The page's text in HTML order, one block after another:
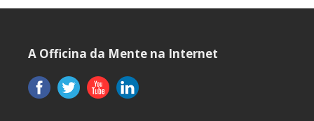
A Officina da Mente na Internet